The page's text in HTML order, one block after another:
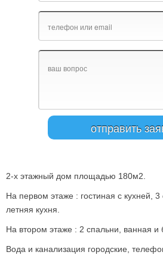
2-х этажный дом площадью 180м2.
На первом этаже : гостиная с кухней,
летняя кухня.
На втором этаже : 2 спальни, ванная и
Вода и канализация городские,